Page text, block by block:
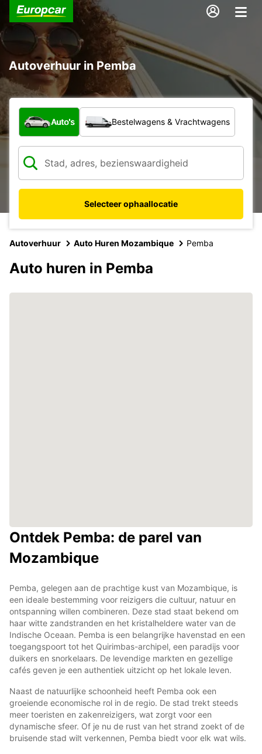
Autoverhuur in Pemba
Welk type voertuig?
Auto's Bestelwagens & Vrachtwagens
Selecteer ophaallocatie
Autoverhuur Auto Huren Mozambique Pemba
Auto huren in Pemba
Ontdek Pemba: de parel van
Mozambique
Pemba, gelegen aan de prachtige kust van Mozambique, is
een ideale bestemming voor reizigers die cultuur, natuur en
ontspanning willen combineren. Deze stad staat bekend om
haar witte zandstranden en het kristalheldere water van de
Indische Oceaan. Pemba is een belangrijke havenstad en een
toegangspoort tot het Quirimbas-archipel, een paradijs voor
duikers en snorkelaars. De levendige markten en gezellige
cafés geven je een authentiek uitzicht op het lokale leven.
Naast de natuurlijke schoonheid heeft Pemba ook een
groeiende economische rol in de regio. De stad trekt steeds
meer toeristen en zakenreizigers, wat zorgt voor een
dynamische sfeer. Of je nu de rust van het strand zoekt of de
bruisende stad wilt verkennen, Pemba biedt voor elk wat wils.